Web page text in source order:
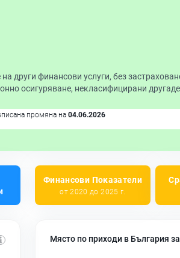
други финансови услуги, без
осигуряване, некласифицирани другаде
промяна на 04.06.2026
Финансови Показатели
от 2020 до 2025 г.
Място по приходи в България